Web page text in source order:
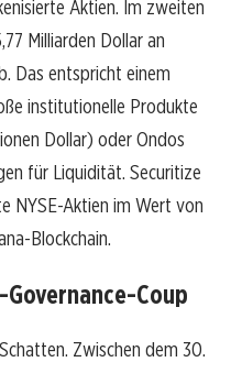
Aktien. Im zweiten
Milliarden Dollar an
Das entspricht einem
institutionelle Produkte
Dollar) oder Ondos
für Liquidität. Securitize
NYSE-Aktien im Wert von
Blockchain.
Coup
Zwischen dem 30.